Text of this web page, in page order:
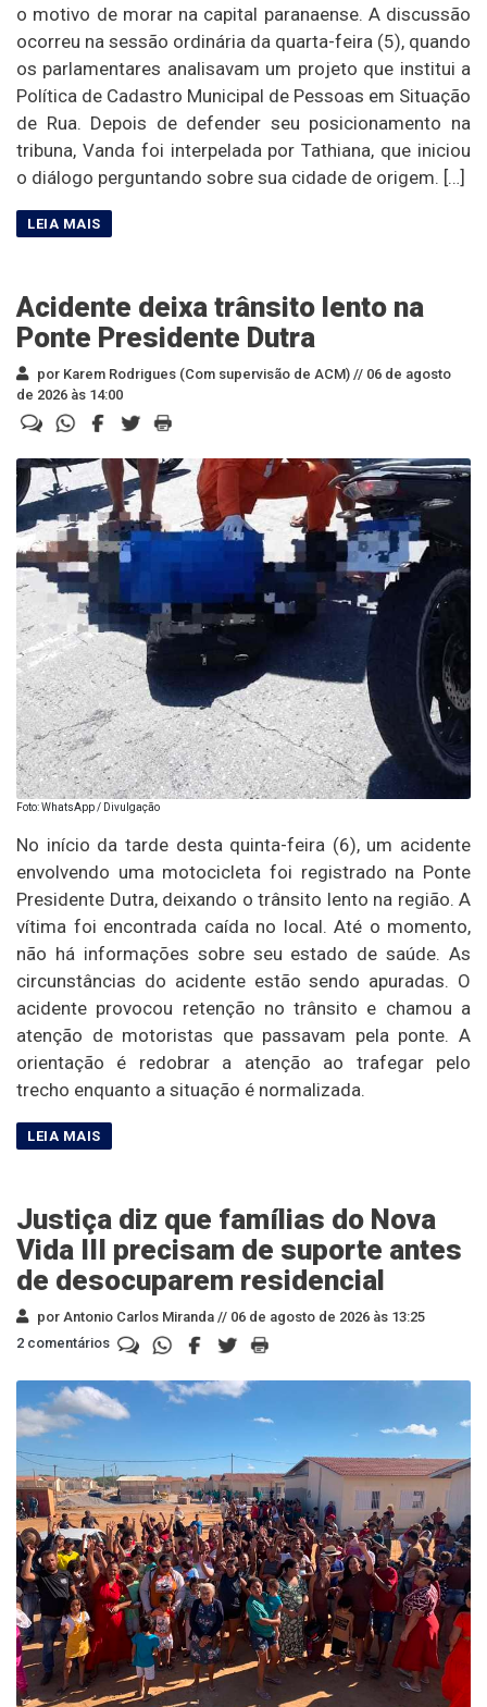
o motivo de morar na capital paranaense. A discussão
ocorreu na sessão ordinária da quarta-feira (5), quando
os parlamentares analisavam um projeto que institui a
Política de Cadastro Municipal de Pessoas em Situação
de Rua. Depois de defender seu posicionamento na
tribuna, Vanda foi interpelada por Tathiana, que iniciou
o diálogo perguntando sobre sua cidade de origem. […]
Acidente deixa trânsito lento na
Ponte Presidente Dutra
por Karem Rodrigues (Com supervisão de ACM) // 06 de agosto
de 2026 às 14:00
Foto: WhatsApp / Divulgação
No início da tarde desta quinta-feira (6), um acidente
envolvendo uma motocicleta foi registrado na Ponte
Presidente Dutra, deixando o trânsito lento na região. A
vítima foi encontrada caída no local. Até o momento,
não há informações sobre seu estado de saúde. As
circunstâncias do acidente estão sendo apuradas. O
acidente provocou retenção no trânsito e chamou a
atenção de motoristas que passavam pela ponte. A
orientação é redobrar a atenção ao trafegar pelo
trecho enquanto a situação é normalizada.
Justiça diz que famílias do Nova
Vida III precisam de suporte antes
de desocuparem residencial
por Antonio Carlos Miranda // 06 de agosto de 2026 às 13:25
2 comentários